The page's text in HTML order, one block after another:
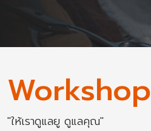
Workshop
"ให้เราดูแลยู ดูแลคุณ"